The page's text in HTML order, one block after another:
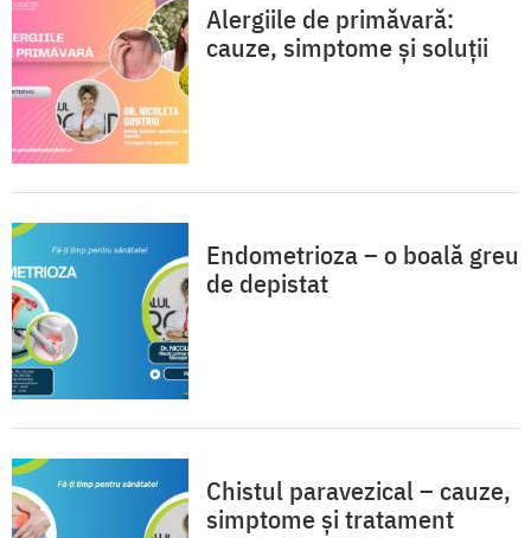
Alergiile de primăvară:
cauze, simptome și soluții
Endometrioza – o boală greu
de depistat
Chistul paravezical – cauze,
simptome și tratament